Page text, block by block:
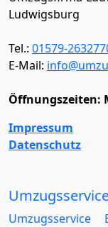
Ludwigsburg
Tel.: 01579-
E-Mail:
Öffnungszeiten:
Impressum
Datenschutz
Umzugsservice